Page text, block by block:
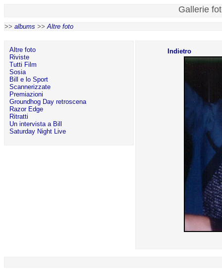
Gallerie
>> albums >>Altre foto
Altre foto
Riviste
Tutti Film
Sosia
Bill e lo Sport
Scannerizzate
Premiazioni
Groundhog Day retroscena
Razor Edge
Ritratti
Un intervista a Bill
Saturday Night Live
Indietro